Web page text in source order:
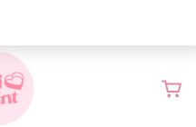
6 días hábiles